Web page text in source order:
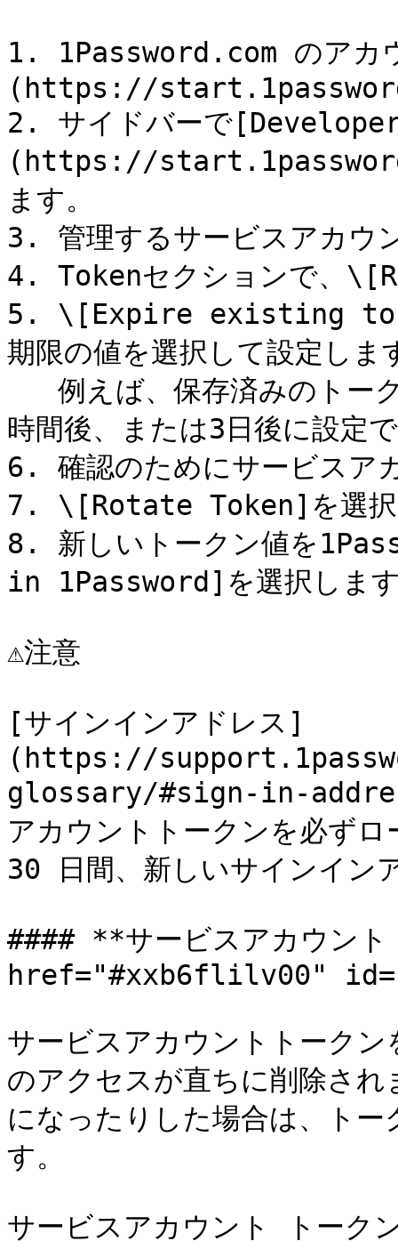
1. 1Password.com のアカ
(https://
2. サイドバーで
(https://
ます。
3. 管理するサービスアカウ
4. Tokenセクションで、
5. \[Expire existing
期限の値を選択して設定しま
時間後、または3日後に設定
6. 確認のためにサービスア
7. \[Rotate Token]を選択
8. 新しいトークン値を
in 1Password]を選択しま
⚠️注意
[サインインアドレス]
(https://
glossary/#sign-in-
アカウントトークンを必ず
30 日間、新しいサインイン
#### **サービスアカウン
href="#xxb6flilv00"
サービスアカウントトーク
のアクセスが直ちに削除さ
になったりした場合は、ト
す。
サービスアカウント トーク